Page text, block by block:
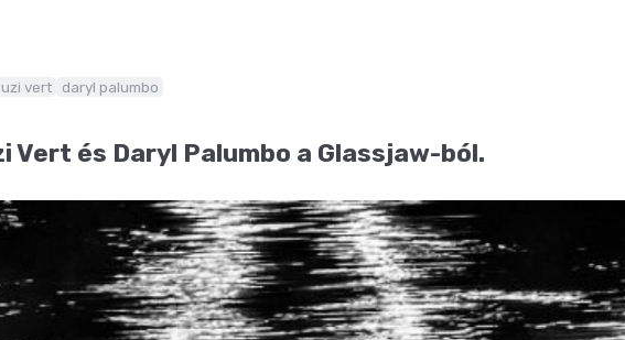
uzi vert daryl palumbo
Vert és Daryl Palumbo a Glassjaw-ból.